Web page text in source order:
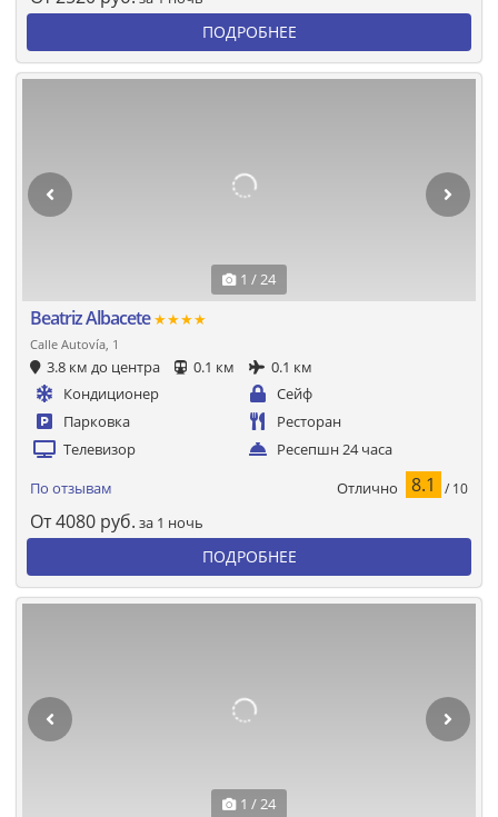
ПОДРОБНЕЕ
1 / 24
Beatriz Albacete★★★★
Calle Autovía, 1
3.8 км до центра 0.1 км
0.1 км
Кондиционер
Сейф
Парковка
Ресторан
Телевизор
Ресепшн 24 часа
По отзывам Отлично 8.1 / 10
От4080 руб. за 1 ночь
ПОДРОБНЕЕ
1 / 24